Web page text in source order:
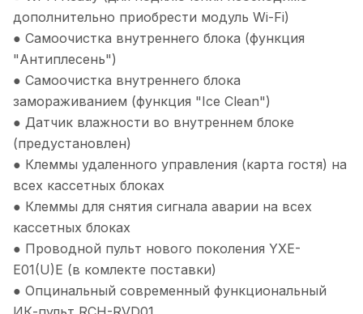
дополнительно приобрести модуль Wi-Fi)
● Самоочистка внутреннего блока (функция
"Антиплесень")
● Самоочистка внутреннего блока
замораживанием (функция "Ice Clean")
● Датчик влажности во внутреннем блоке
(предустановлен)
● Клеммы удаленного управления (карта гостя) на
всех кассетных блоках
● Клеммы для снятия сигнала аварии на всех
кассетных блоках
● Проводной пульт нового поколения YXE-
E01(U)E (в комлекте поставки)
● Опцинальный современный функциональный